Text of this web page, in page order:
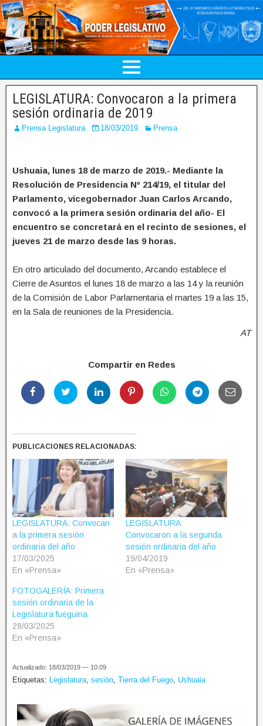
LEGISLATURA: Convocaron a la primera
sesión ordinaria de 2019
Prensa Legislatura 18/03/2019 Prensa
Ushuaia, lunes 18 de marzo de 2019.- Mediante la
Resolución de Presidencia Nº 214/19, el titular del
Parlamento, vicegobernador Juan Carlos Arcando,
convocó a la primera sesión ordinaria del año- El
encuentro se concretará en el recinto de sesiones, el
jueves 21 de marzo desde las 9 horas.
En otro articulado del documento, Arcando establece el
Cierre de Asuntos el lunes 18 de marzo a las 14 y la reunión
de la Comisión de Labor Parlamentaria el martes 19 a las 15,
en la Sala de reuniones de la Presidencia.
AT
Compartir en Redes
PUBLICACIONES RELACIONADAS:
LEGISLATURA: Convocan
a la primera sesión
ordinaria del año
17/03/2025
En «Prensa»
LEGISLATURA:
Convocaron a la segunda
sesión ordinaria del año
19/04/2019
En «Prensa»
FOTOGALERÍA: Primera
sesión ordinaria de la
Legislatura fueguina
28/03/2025
En «Prensa»
Actualizado: 18/03/2019 — 10:09
Etiquetas: Legislatura sesión Tierra del Fuego Ushuaia